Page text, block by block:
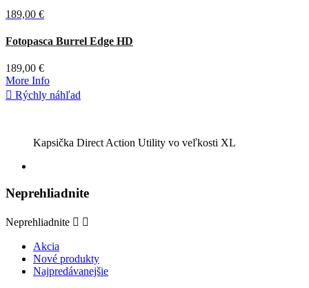
189,00 €
Hnedá
Fotopasca Burrel Edge HD
189,00 €
More Info
 Rýchly náhľad
Kapsička Direct Action Utility vo veľkosti XL
Neprehliadnite
Neprehliadnite  
Akcia
Nové produkty
Najpredávanejšie